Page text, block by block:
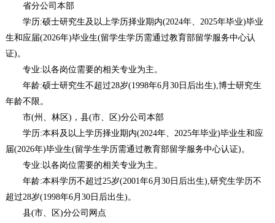
省分公司本部
学历:硕士研究生及以上学历择业期内(2024年、2025年毕业)毕业
生和应届(2026年)毕业生(留学生学历需通过教育部留学服务中心认
证)。
专业:以各岗位需要的相关专业为主。
年龄:硕士研究生不超过28岁(1998年6月30日后出生),博士研究生
年龄不限。
市(州、林区)，县(市、区)分公司本部
学历:本科及以上学历择业期内(2024年、2025年毕业)毕业生和应
届(2026年)毕业生(留学生学历需通过教育部留学服务中心认证)。
专业:以各岗位需要的相关专业为主。
年龄:本科学历不超过25岁(2001年6月30日后出生),研究生学历不
超过28岁(1998年6月30日后出生)。
县(市、区)分公司网点